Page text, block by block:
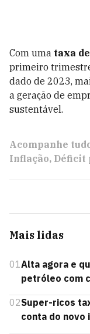
Com uma taxa
primeiro
dado de 2023,
a geração de
sustentável.
Acompanhe
Inflação Déficit
Mais lidas
01Alta agora e
petróleo com
02Super-ricos
conta do novo